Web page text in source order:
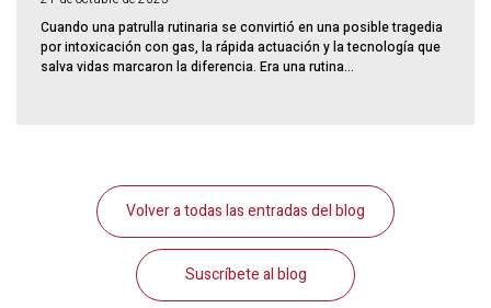
Cuando una patrulla rutinaria se convirtió en una posible tragedia
por intoxicación con gas, la rápida actuación y la tecnología que
salva vidas marcaron la diferencia. Era una rutina...
Volver a todas las entradas del blog
Suscríbete al blog